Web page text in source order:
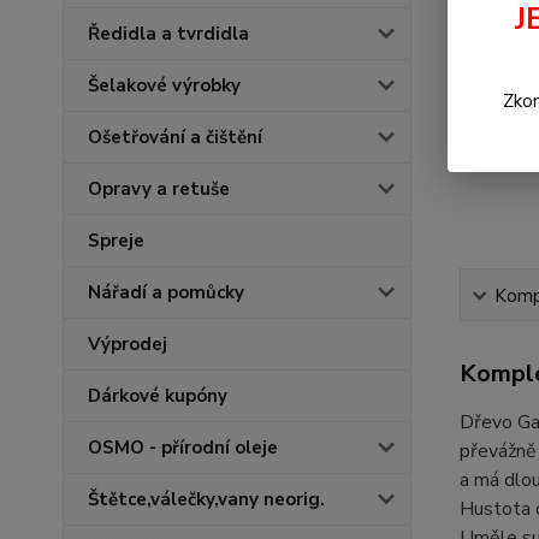
Ředidla a tvrdidla
Šelakové výrobky
Ošetřování a čištění
Opravy a retuše
Spreje
Nářadí a pomůcky
Výprodej
Dárkové kupóny
OSMO - přírodní oleje
Štětce,válečky,vany neorig.
Dřevo
a má
Hustota